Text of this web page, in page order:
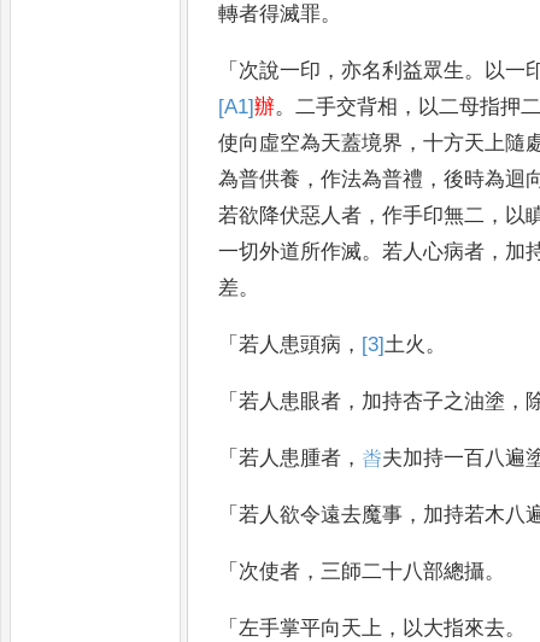
轉者得滅罪。
「 次說一印 ，亦名利益眾生。 以一
[A1]辦。二手交背相 ， 以二母指押
使向虛空為天蓋境界 ，十方天上隨
為普供養 ，作法為普禮 ，後時為迴
若欲降伏惡人者 ，作手印無二 ， 以
一切外道所作滅。若人心病者 ， 加
差。
「若人患頭病 ， [3]土火。
「若人患眼者 ， 加持杏子之油塗 ，
「若人患腫者 ， 𫂵夫加持一百八遍
「若人欲令遠去魔事 ， 加持若木八
「 次使者 ，三師二十八部總攝。
「左手掌平向天上 ， 以大指來去。